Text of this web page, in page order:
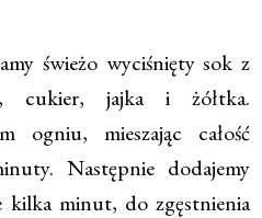
świeżo wyciśnięty sok z
cukier, jajka i żółtka.
ogniu, mieszając całość
Następnie dodajemy
kilka minut, do zgęstnienia